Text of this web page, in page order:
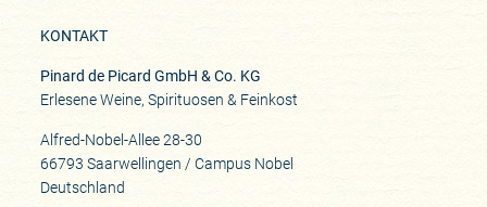
KONTAKT
Pinard de Picard GmbH & Co. KG
Erlesene Weine, Spirituosen & Feinkost
Alfred-Nobel-Allee 28-30
66793 Saarwellingen / Campus Nobel
Deutschland